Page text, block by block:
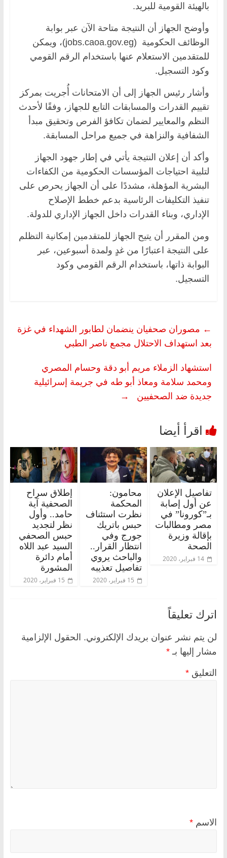
بالهيئة القومية للبريد.
وأوضح الجهاز أن النتيجة متاحة الآن عبر بوابة
الوظائف الحكومية (jobs.caoa.gov.eg)، ويمكن
للمتقدمين الاستعلام عنها باستخدام الرقم القومي
وكود التسجيل.
وأشار رئيس الجهاز إلى أن الامتحانات أُجريت بمركز
تقييم القدرات والمسابقات التابع للجهاز، وفقًا لأحدث
النظم والمعايير لضمان تكافؤ الفرص وتحقيق مبدأ
الشفافية والنزاهة في جميع مراحل المسابقة.
وأكد أن إعلان النتيجة يأتي في إطار جهود الجهاز
لتلبية احتياجات المؤسسات الحكومية من الكفاءات
البشرية المؤهلة، مشددًا على أن الجهاز يحرص على
تنفيذ التكليفات الرئاسية بدعم خطط الإصلاح
الإداري، وبناء القدرات داخل الجهاز الإداري للدولة.
ومن المقرر أن يتيح الجهاز للمتقدمين إمكانية التظلم
على النتيجة اعتبارًا من غدٍ ولمدة أسبوعين، عبر
البوابة ذاتها، باستخدام الرقم القومي وكود
التسجيل.
← مصوران صحفيان ينضمان لطابور الشهداء في غزة
بعد استهداف الاحتلال مجمع ناصر الطبي
استشهاد الزملاء مريم أبو دقة وحسام المصري
ومحمد سلامة ومعاذ أبو طه في جريمة إسرائيلية
جديدة ضد الصحفيين
→
تفاصيل الإعلان
عن أول إصابة
بـ”كورونا” في
مصر ومطالبات
بإقالة وزيرة
الصحة
14 فبراير، 2020
محامون:
المحكمة
نظرت استئناف
حبس باتريك
جورج وفي
انتظار القرار..
والباحث يروي
تفاصيل تعذيبه
15 فبراير، 2020
إطلاق سراح
الصحفية آية
حامد.. وأول
نظر لتجديد
حبس الصحفي
السيد عبد اللاه
أمام دائرة
المشورة
15 فبراير، 2020
اترك تعليقاً
لن يتم نشر عنوان بريدك الإلكتروني. الحقول الإلزامية
مشار إليها بـ *
التعليق *
الاسم *